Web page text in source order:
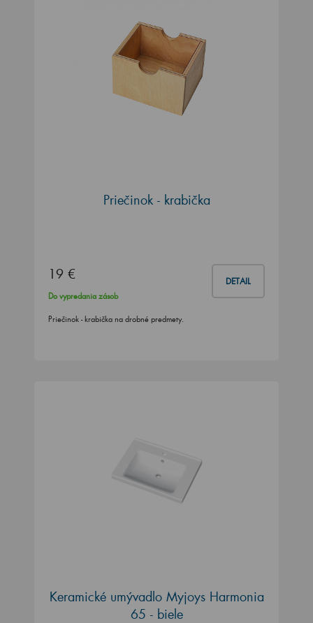
Priečinok - krabička
19 € DETAIL
Do vypredania zásob
Priečinok - krabička na drobné predmety.
Keramické umývadlo Myjoys Harmonia
65 - biele